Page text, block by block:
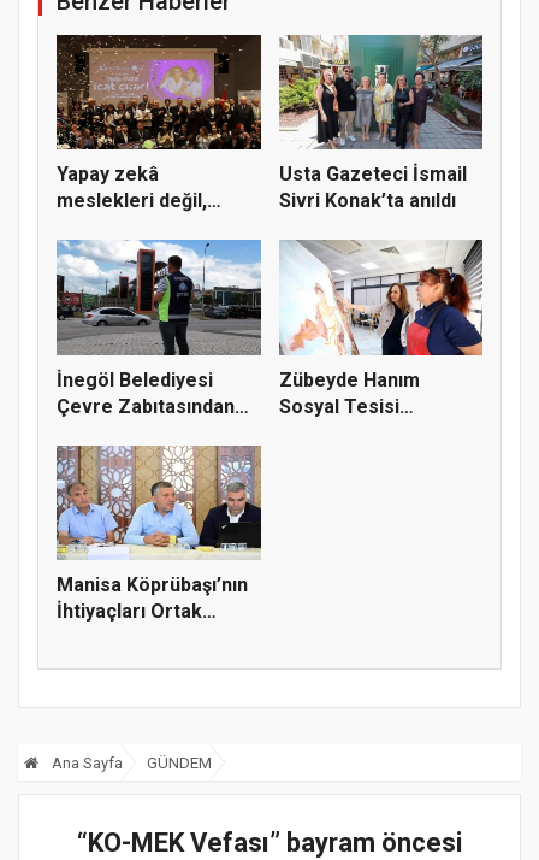
Yapay zekâ
meslekleri değil,
Usta Gazeteci İsmail
Sivri Konak’ta anıldı
İnegöl Belediyesi
Çevre Zabıtasından
Zübeyde Hanım
Sosyal Tesisi
Manisa Köprübaşı’nın
İhtiyaçları Ortak
Ana Sayfa GÜNDEM
“KO-MEK Vefası” bayram öncesi